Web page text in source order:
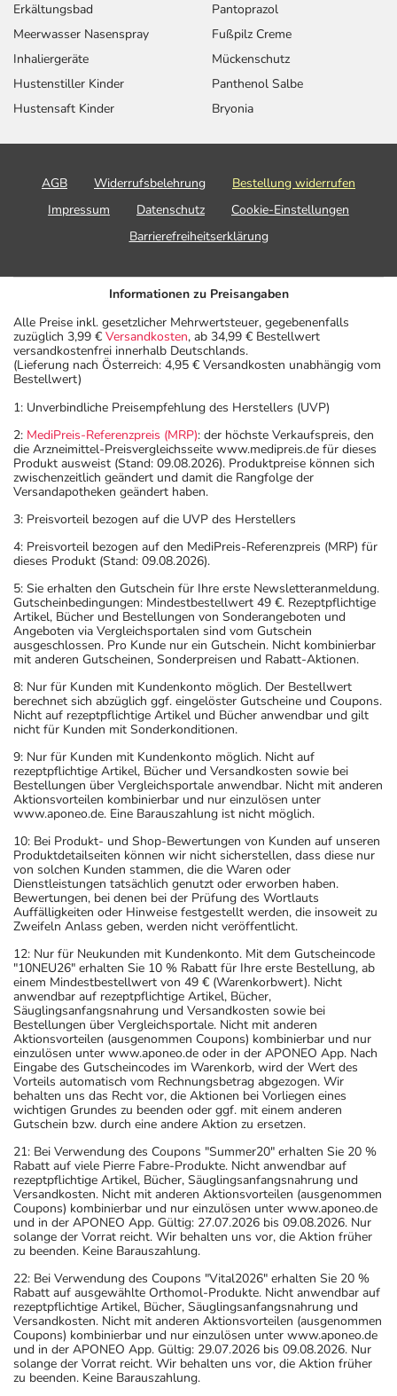
Erkältungsbad
Meerwasser Nasenspray
Inhaliergeräte
Hustenstiller Kinder
Hustensaft Kinder
Pantoprazol
Fußpilz Creme
Mückenschutz
Panthenol Salbe
Bryonia
AGB Widerrufsbelehrung
Bestellung widerrufen
Impressum
Datenschutz
Cookie-Einstellungen
Barrierefreiheitserklärung
Informationen zu Preisangaben
Alle Preise inkl. gesetzlicher Mehrwertsteuer, gegebenenfalls
zuzüglich 3,99 € Versandkosten, ab 34,99 € Bestellwert
versandkostenfrei innerhalb Deutschlands.
(Lieferung nach Österreich: 4,95 € Versandkosten unabhängig vom
Bestellwert)
1: Unverbindliche Preisempfehlung des Herstellers (UVP)
2: MediPreis-Referenzpreis (MRP): der höchste Verkaufspreis, den
die Arzneimittel-Preisvergleichsseite www.medipreis.de für dieses
Produkt ausweist (Stand: 09.08.2026). Produktpreise können sich
zwischenzeitlich geändert und damit die Rangfolge der
Versandapotheken geändert haben.
3: Preisvorteil bezogen auf die UVP des Herstellers
4: Preisvorteil bezogen auf den MediPreis-Referenzpreis (MRP) für
dieses Produkt (Stand: 09.08.2026).
5: Sie erhalten den Gutschein für Ihre erste Newsletteranmeldung.
Gutscheinbedingungen: Mindestbestellwert 49 €. Rezeptpflichtige
Artikel, Bücher und Bestellungen von Sonderangeboten und
Angeboten via Vergleichsportalen sind vom Gutschein
ausgeschlossen. Pro Kunde nur ein Gutschein. Nicht kombinierbar
mit anderen Gutscheinen, Sonderpreisen und Rabatt-Aktionen.
8: Nur für Kunden mit Kundenkonto möglich. Der Bestellwert
berechnet sich abzüglich ggf. eingelöster Gutscheine und Coupons.
Nicht auf rezeptpflichtige Artikel und Bücher anwendbar und gilt
nicht für Kunden mit Sonderkonditionen.
9: Nur für Kunden mit Kundenkonto möglich. Nicht auf
rezeptpflichtige Artikel, Bücher und Versandkosten sowie bei
Bestellungen über Vergleichsportale anwendbar. Nicht mit anderen
Aktionsvorteilen kombinierbar und nur einzulösen unter
www.aponeo.de. Eine Barauszahlung ist nicht möglich.
10: Bei Produkt- und Shop-Bewertungen von Kunden auf unseren
Produktdetailseiten können wir nicht sicherstellen, dass diese nur
von solchen Kunden stammen, die die Waren oder
Dienstleistungen tatsächlich genutzt oder erworben haben.
Bewertungen, bei denen bei der Prüfung des Wortlauts
Auffälligkeiten oder Hinweise festgestellt werden, die insoweit zu
Zweifeln Anlass geben, werden nicht veröffentlicht.
12: Nur für Neukunden mit Kundenkonto. Mit dem Gutscheincode
"10NEU26" erhalten Sie 10 % Rabatt für Ihre erste Bestellung, ab
einem Mindestbestellwert von 49 € (Warenkorbwert). Nicht
anwendbar auf rezeptpflichtige Artikel, Bücher,
Säuglingsanfangsnahrung und Versandkosten sowie bei
Bestellungen über Vergleichsportale. Nicht mit anderen
Aktionsvorteilen (ausgenommen Coupons) kombinierbar und nur
einzulösen unter www.aponeo.de oder in der APONEO App. Nach
Eingabe des Gutscheincodes im Warenkorb, wird der Wert des
Vorteils automatisch vom Rechnungsbetrag abgezogen. Wir
behalten uns das Recht vor, die Aktionen bei Vorliegen eines
wichtigen Grundes zu beenden oder ggf. mit einem anderen
Gutschein bzw. durch eine andere Aktion zu ersetzen.
21: Bei Verwendung des Coupons "Summer20" erhalten Sie 20 %
Rabatt auf viele Pierre Fabre-Produkte. Nicht anwendbar auf
rezeptpflichtige Artikel, Bücher, Säuglingsanfangsnahrung und
Versandkosten. Nicht mit anderen Aktionsvorteilen (ausgenommen
Coupons) kombinierbar und nur einzulösen unter www.aponeo.de
und in der APONEO App. Gültig: 27.07.2026 bis 09.08.2026. Nur
solange der Vorrat reicht. Wir behalten uns vor, die Aktion früher
zu beenden. Keine Barauszahlung.
22: Bei Verwendung des Coupons "Vital2026" erhalten Sie 20 %
Rabatt auf ausgewählte Orthomol-Produkte. Nicht anwendbar auf
rezeptpflichtige Artikel, Bücher, Säuglingsanfangsnahrung und
Versandkosten. Nicht mit anderen Aktionsvorteilen (ausgenommen
Coupons) kombinierbar und nur einzulösen unter www.aponeo.de
und in der APONEO App. Gültig: 29.07.2026 bis 09.08.2026. Nur
solange der Vorrat reicht. Wir behalten uns vor, die Aktion früher
zu beenden. Keine Barauszahlung.